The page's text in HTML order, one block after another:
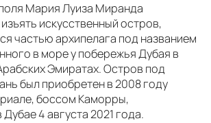
Мария Луиза Миранда
искусственный остров,
частью архипелага под названием
в море у побережья Дубая в
Эмиратах. Остров под
был приобретен в 2008 году
боссом Каморры,
4 августа 2021 года.